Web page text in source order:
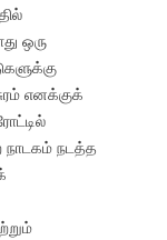
ஒரு
எனக்குக்
நாடகம் நடத்த